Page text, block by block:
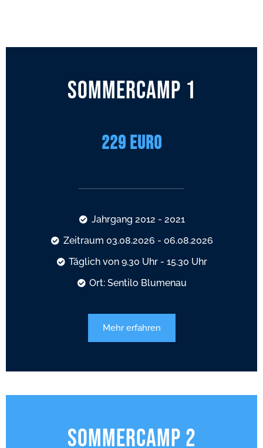
Sommercamp 1
229 Euro
Jahrgang 2012 - 2021
Zeitraum 03.08.2026 - 06.08.2026
Täglich von 9.30 Uhr - 15.30 Uhr
Ort: Sentilo Blumenau
Mehr erfahren
Sommercamp 2